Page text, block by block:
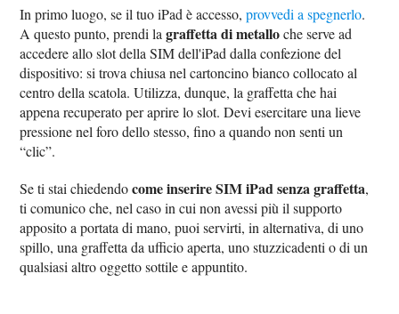
In primo luogo, se il tuo iPad è accesso,provvedi a spegnerlo.
A questo punto, prendi lagraffetta di metalloche serve ad
accedere allo slot della SIM dell'iPad dalla confezione del
dispositivo: si trova chiusa nel cartoncino bianco collocato al
centro della scatola. Utilizza, dunque, la graffetta che hai
appena recuperato per aprire lo slot. Devi esercitare una lieve
pressione nel foro dello stesso, fino a quando non senti un
“clic”.
Se ti stai chiedendocome inserire SIM iPad senza graffetta,
ti comunico che, nel caso in cui non avessi più il supporto
apposito a portata di mano, puoi servirti, in alternativa, di uno
spillo, una graffetta da ufficio aperta, uno stuzzicadenti o di un
qualsiasi altro oggetto sottile e appuntito.